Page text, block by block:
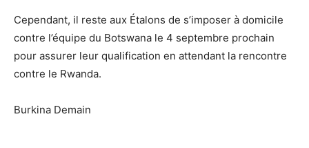
Cependant, il reste aux Étalons de s’imposer à domicile
contre l’équipe du Botswana le 4 septembre prochain
pour assurer leur qualification en attendant la rencontre
contre le Rwanda.
Burkina Demain